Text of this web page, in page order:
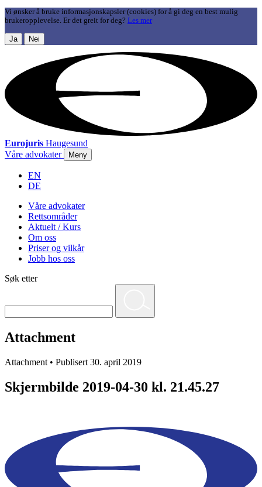
Vi ønsker å bruke informasjonskapsler (cookies) for å gi deg en best mulig
brukeropplevelse. Er det greit for deg? Les mer
Ja Nei
Eurojuris Haugesund
Våre advokater
Meny
EN
DE
Våre advokater
Rettsområder
Aktuelt / Kurs
Om oss
Priser og vilkår
Jobb hos oss
Søk etter
Attachment
Attachment • Publisert 30. april 2019
Skjermbilde 2019-04-30 kl. 21.45.27